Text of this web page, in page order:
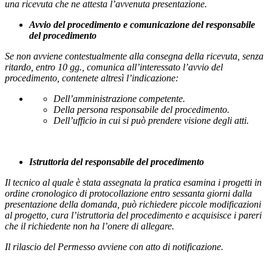
una ricevuta che ne attesta l’avvenuta presentazione.
Avvio del procedimento e comunicazione del responsabile
del procedimento
Se non avviene contestualmente alla consegna della ricevuta, senza
ritardo, entro 10 gg., comunica all’interessato l’avvio del
procedimento, contenete altresì l’indicazione:
Dell’amministrazione competente.
Della persona responsabile del procedimento.
Dell’ufficio in cui si può prendere visione degli atti.
Istruttoria del responsabile del procedimento
Il tecnico al quale è stata assegnata la pratica esamina i progetti in
ordine cronologico di protocollazione entro sessanta giorni dalla
presentazione della domanda, può richiedere piccole modificazioni
al progetto, cura l’istruttoria del procedimento e acquisisce i pareri
che il richiedente non ha l’onere di allegare.
Il rilascio del Permesso avviene con atto di notificazione.